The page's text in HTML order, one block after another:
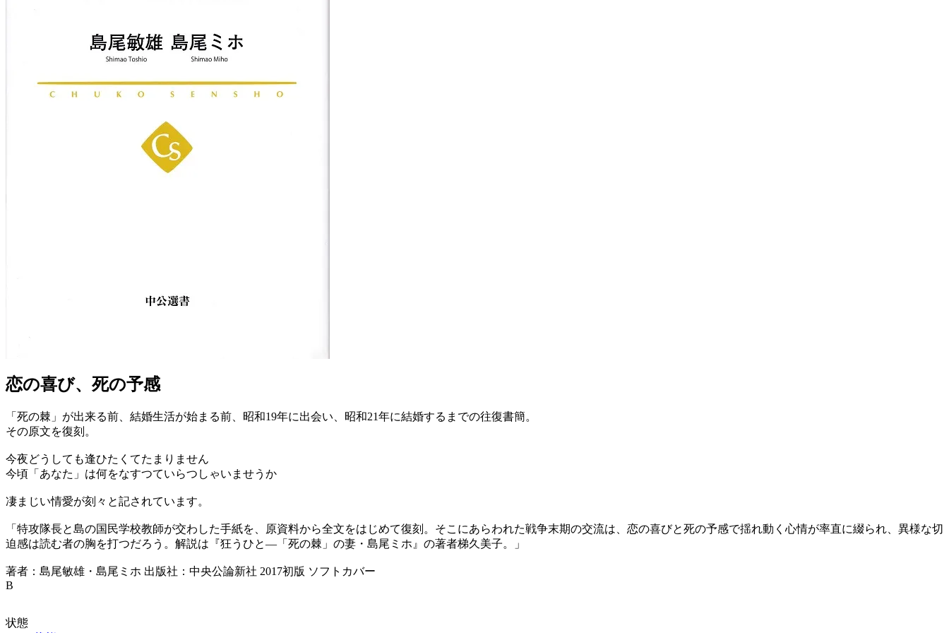
恋の喜び、死の予感
「死の棘」が出来る前、結婚生活が始まる前、昭和19年に出会い、昭和21年に結婚するまでの往復書簡。
その原文を復刻。
今夜どうしても逢ひたくてたまりません
今頃「あなた」は何をなすつていらつしゃいませうか
凄まじい情愛が刻々と記されています。
「特攻隊長と島の国民学校教師が交わした手紙を、原資料から全文をはじめて復刻。そこにあらわれた戦争末期の交流は、恋の喜びと死の予感で揺れ動く心情が率直に綴られ、異様な切
迫感は読む者の胸を打つだろう。解説は『狂うひと―「死の棘」の妻・島尾ミホ』の著者梯久美子。」
著者：島尾敏雄・島尾ミホ 出版社：中央公論新社 2017初版 ソフトカバー
B
状態